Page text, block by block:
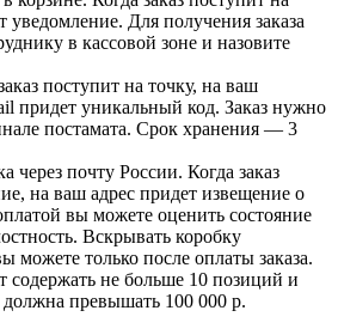
уведомление. Для получения заказа
в кассовой зоне и назовите
поступит на точку, на ваш
придет уникальный код. Заказ нужно
постамата. Срок хранения — 3
через почту России. Когда заказ
на ваш адрес придет извещение о
вы можете оценить состояние
Вскрывать коробку
можете только после оплаты заказа.
содержать не больше 10 позиций и
должна превышать 100 000 р.